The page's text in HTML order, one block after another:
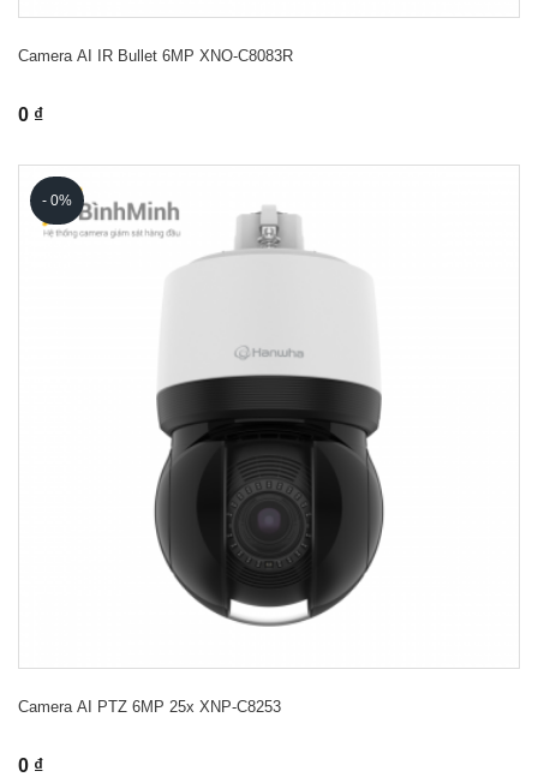
Camera AI IR Bullet 6MP XNO-C8083R
0 ₫
- 0%
Camera AI PTZ 6MP 25x XNP-C8253
0 ₫